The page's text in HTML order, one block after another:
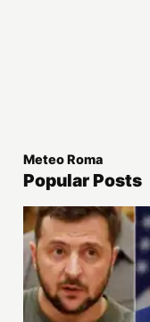
Meteo Roma
Popular Posts